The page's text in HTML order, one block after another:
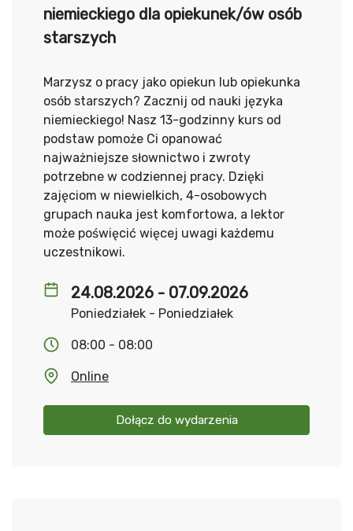
24.08.2026 - 07.09.2026
Poniedziałek - Poniedziałek
08:00 - 08:00
Online
Dołącz do wydarzenia
niemieckiego dla opiekunek/ów osób
starszych
Marzysz o pracy jako opiekun lub opiekunka
osób starszych? Zacznij od nauki języka
niemieckiego! Nasz 13-godzinny kurs od
podstaw pomoże Ci opanować
najważniejsze słownictwo i zwroty
potrzebne w codziennej pracy. Dzięki
zajęciom w niewielkich, 4-osobowych
grupach nauka jest komfortowa, a lektor
może poświęcić więcej uwagi każdemu
uczestnikowi.